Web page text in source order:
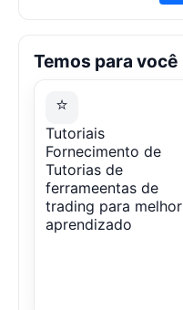
Temos para você
⭐
Tutoriais
Fornecimento de
Tutorias de
ferrameentas de
trading para melhor
aprendizado